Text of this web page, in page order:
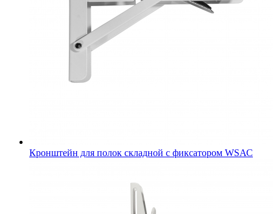
Кронштейн для полок складной с фиксатором WSАС